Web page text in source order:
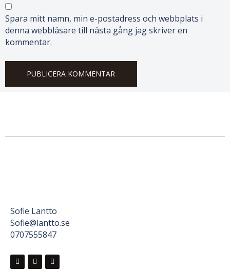
Spara mitt namn, min e-postadress och webbplats i
denna webbläsare till nästa gång jag skriver en
kommentar.
Sofie Lantto
Sofie@lantto.se
0707555847